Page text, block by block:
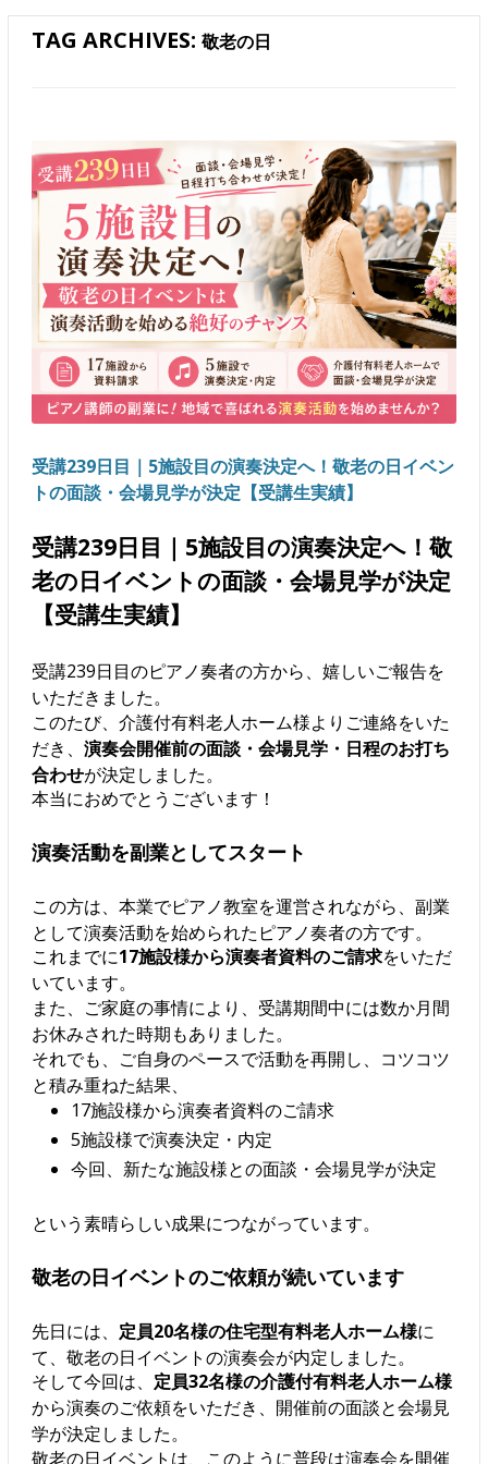
TAG ARCHIVES: 敬老の日
受講239日目｜5施設目の演奏決定へ！敬老の日イベン
トの面談・会場見学が決定【受講生実績】
受講239日目｜5施設目の演奏決定へ！敬
老の日イベントの面談・会場見学が決定
【受講生実績】
受講239日目のピアノ奏者の方から、嬉しいご報告を
いただきました。
このたび、介護付有料老人ホーム様よりご連絡をいた
だき、 演奏会開催前の面談・会場見学・日程のお打ち
合わせが決定しました。
本当におめでとうございます！
演奏活動を副業としてスタート
この方は、本業でピアノ教室を運営されながら、副業
として演奏活動を始められたピアノ奏者の方です。
これまでに17施設様から演奏者資料のご請求をいただ
いています。
また、ご家庭の事情により、受講期間中には数か月間
お休みされた時期もありました。
それでも、ご自身のペースで活動を再開し、コツコツ
と積み重ねた結果、
17施設様から演奏者資料のご請求
5施設様で演奏決定・内定
今回、新たな施設様との面談・会場見学が決定
という素晴らしい成果につながっています。
敬老の日イベントのご依頼が続いています
先日には、 定員20名様の住宅型有料老人ホーム様に
て、敬老の日イベントの演奏会が内定しました。
そして今回は、 定員32名様の介護付有料老人ホーム様
から演奏のご依頼をいただき、開催前の面談と会場見
学が決定しました。
敬老の日イベントは、このように普段は演奏会を開催